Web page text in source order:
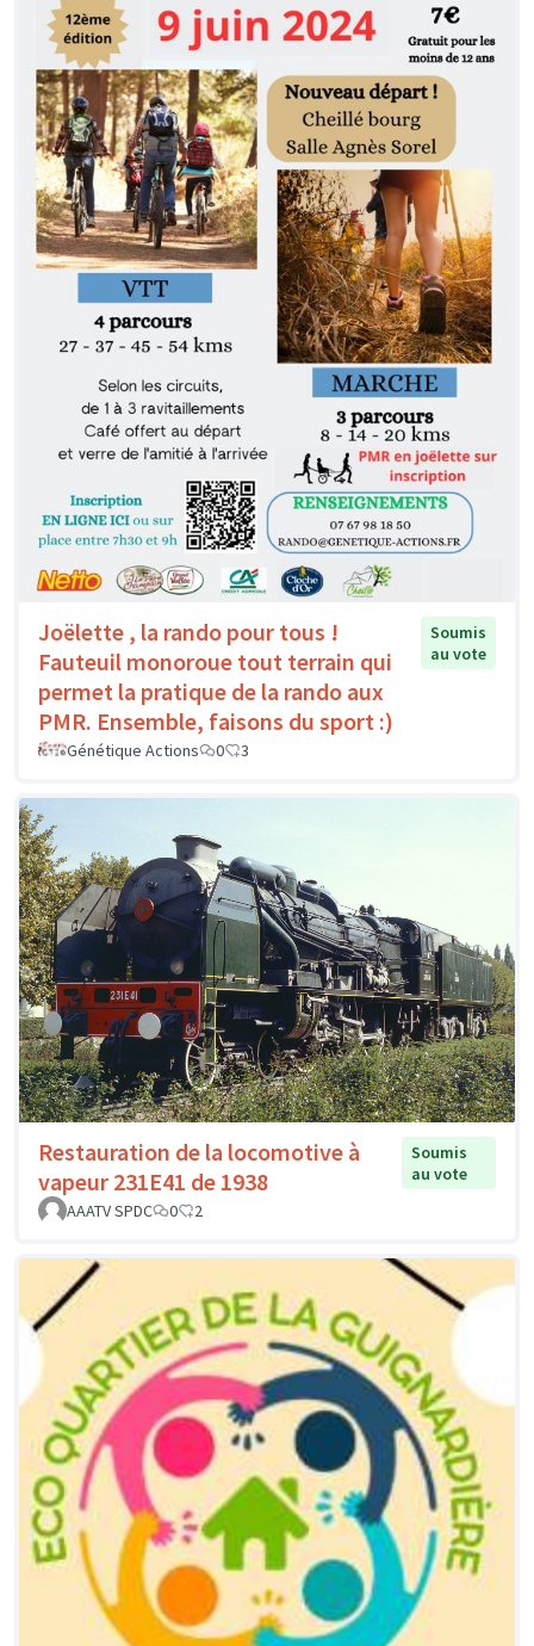
Joëlette , la rando pour tous !
Fauteuil monoroue tout terrain qui
permet la pratique de la rando aux
PMR. Ensemble, faisons du sport :)
Soumis
au vote
Génétique Actions 0 3
Restauration de la locomotive à
vapeur 231E41 de 1938
Soumis
au vote
AAATV SPDC
0 2